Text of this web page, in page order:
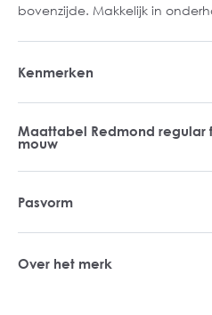
bovenzijde. Makkelijk in
Kenmerken
Maattabel Redmond regular
mouw
Pasvorm
Over het merk